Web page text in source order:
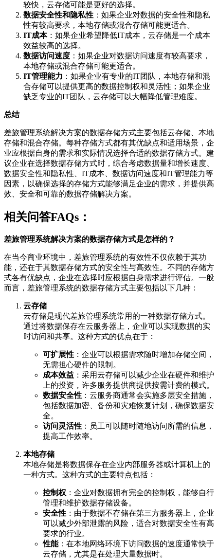
较快，云存储可能是更好的选择。
数据安全性和隐私性 ：如果企业对数据的安全性和隐私
性有较高要求，本地存储或混合存储可能更适合。
IT成本：如果企业希望降低IT成本，云存储是一个成本
效益较高的选择。
数据访问速度 ：如果企业对数据访问速度有较高要求，
本地存储或混合存储可能更适合。
IT管理能力 ：如果企业有专业的IT团队，本地存储和混
合存储可以提供更高的数据控制权和灵活性；如果企业
缺乏专业的IT团队，云存储可以大幅降低管理难度。
总结
差旅管理系统解决方案的数据存储方式主要包括云存储、本地
存储和混合存储。每种存储方式都有其优缺点和适用场景，企
业应根据自身的需求和实际情况选择合适的数据存储方式。建
议企业在选择数据存储方式时，综合考虑数据量和增长速度、
数据安全性和隐私性、IT成本、数据访问速度和IT管理能力等
因素，以确保选择的存储方式能够满足企业的需求，并提供高
效、安全和可靠的数据存储解决方案。
相关问答FAQs：
差旅管理系统解决方案的数据存储方式是怎样的？
在当今商业环境中，差旅管理系统的有效性不仅依赖于其功
能，还在于其数据存储方式的安全性与高效性。不同的存储方
式各有优缺点，企业在选择时应根据自身需求进行评估。一般
而言，差旅管理系统的数据存储方式主要包括以下几种：
云存储
云存储是现代差旅管理系统常用的一种数据存储方式。
通过将数据保存在云服务器上，企业可以实现数据的实
时访问和共享。这种方式的优点在于：
可扩展性 ：企业可以根据需求随时增加存储空间，
无需担心硬件的限制。
成本效益 ：采用云存储可以减少企业在硬件和维护
上的投资，许多服务提供商提供按需计费的模式。
数据安全性 ：云服务商通常会实施多层安全措施，
包括数据加密、备份和灾难恢复计划，确保数据安
全。
访问灵活性 ：员工可以随时随地访问所需的信息，
提高工作效率。
本地存储
本地存储是将数据保存在企业内部服务器或计算机上的
一种方式。这种方式的主要特点包括：
控制权 ：企业对数据拥有完全的控制权，能够自行
管理和维护数据存储设备。
安全性 ：由于数据不存储在第三方服务器上，企业
可以减少外部泄露的风险，适合对数据安全性有高
要求的行业。
性能：在本地网络环境下访问数据的速度通常快于
云存储，尤其是在处理大量数据时。